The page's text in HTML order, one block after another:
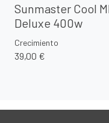
Sunmaster Cool
Deluxe 400w
Crecimiento
39,00 €